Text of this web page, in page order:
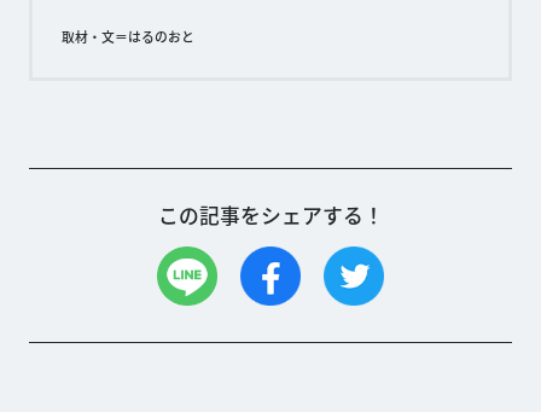
取材・文＝はるのおと
この記事をシェアする！